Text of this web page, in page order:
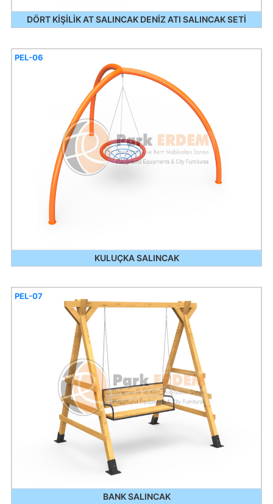
DÖRT KİŞİLİK AT SALINCAK DENİZ ATI SALINCAK SETİ
KULUÇKA SALINCAK
PEL-06
BANK SALINCAK
PEL-07